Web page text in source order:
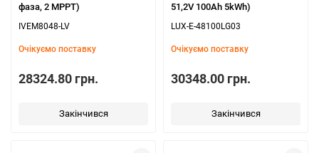
фаза, 2 MPPT)
IVEM8048-LV
Очікуємо поставку
28324.80 грн.
Закінчився
51,2V 100Ah 5kWh)
LUX-E-48100LG03
Очікуємо поставку
30348.00 грн.
Закінчився